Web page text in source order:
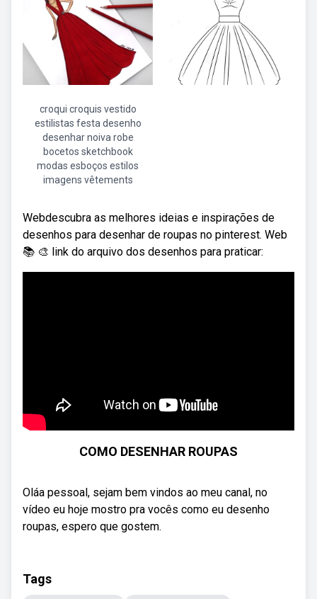
croqui croquis vestido
estilistas festa desenho
desenhar noiva robe
bocetos sketchbook
modas esboços estilos
imagens vêtements
Webdescubra as melhores ideias e inspirações de
desenhos para desenhar de roupas no pinterest. Web
📚 ️🎨 link do arquivo dos desenhos para praticar:
COMO DESENHAR ROUPAS
Oláa pessoal, sejam bem vindos ao meu canal, no
vídeo eu hoje mostro pra vocês como eu desenho
roupas, espero que gostem.
Tags